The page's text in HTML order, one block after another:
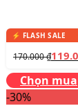
170.000₫
Chọn mua
-30%